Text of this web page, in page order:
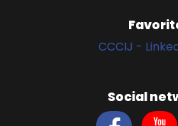
CCCIJ -
Social